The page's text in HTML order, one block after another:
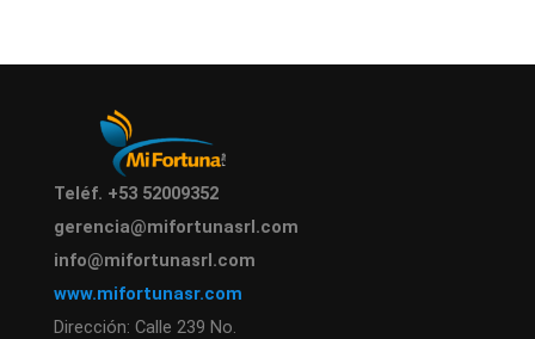
Teléf. +53 52009352
gerencia@mifortunasrl.com
info@mifortunasrl.com
www.mifortunasr.com
Dirección: Calle 239 No.